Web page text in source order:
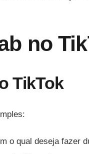
no
TikTok
o qual deseja fazer